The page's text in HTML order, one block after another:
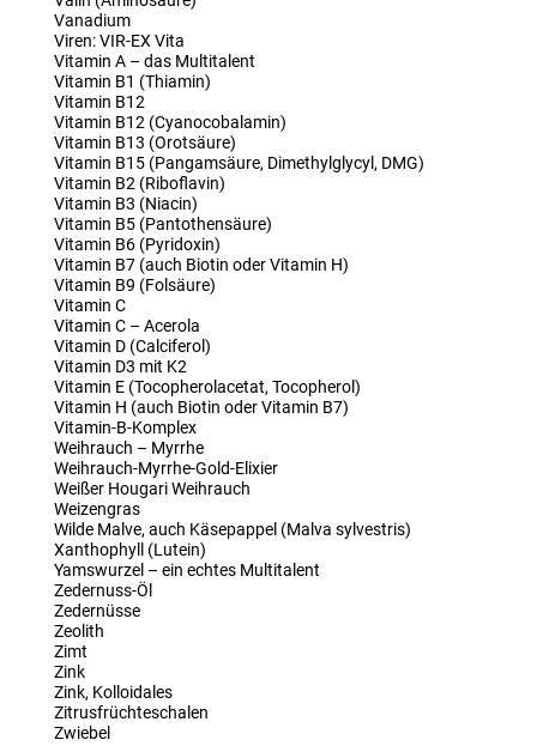
Vanadium
Viren: VIR-EX Vita
Vitamin A – das Multitalent
Vitamin B1 (Thiamin)
Vitamin B12
Vitamin B12 (Cyanocobalamin)
Vitamin B13 (Orotsäure)
Vitamin B15 (Pangamsäure, Dimethylglycyl, DMG)
Vitamin B2 (Riboflavin)
Vitamin B3 (Niacin)
Vitamin B5 (Pantothensäure)
Vitamin B6 (Pyridoxin)
Vitamin B7 (auch Biotin oder Vitamin H)
Vitamin B9 (Folsäure)
Vitamin C
Vitamin C – Acerola
Vitamin D (Calciferol)
Vitamin D3 mit K2
Vitamin E (Tocopherolacetat, Tocopherol)
Vitamin H (auch Biotin oder Vitamin B7)
Vitamin-B-Komplex
Weihrauch – Myrrhe
Weihrauch-Myrrhe-Gold-Elixier
Weißer Hougari Weihrauch
Weizengras
Wilde Malve, auch Käsepappel (Malva sylvestris)
Xanthophyll (Lutein)
Yamswurzel – ein echtes Multitalent
Zedernuss-Öl
Zedernüsse
Zeolith
Zimt
Zink
Zink, Kolloidales
Zitrusfrüchteschalen
Zwiebel